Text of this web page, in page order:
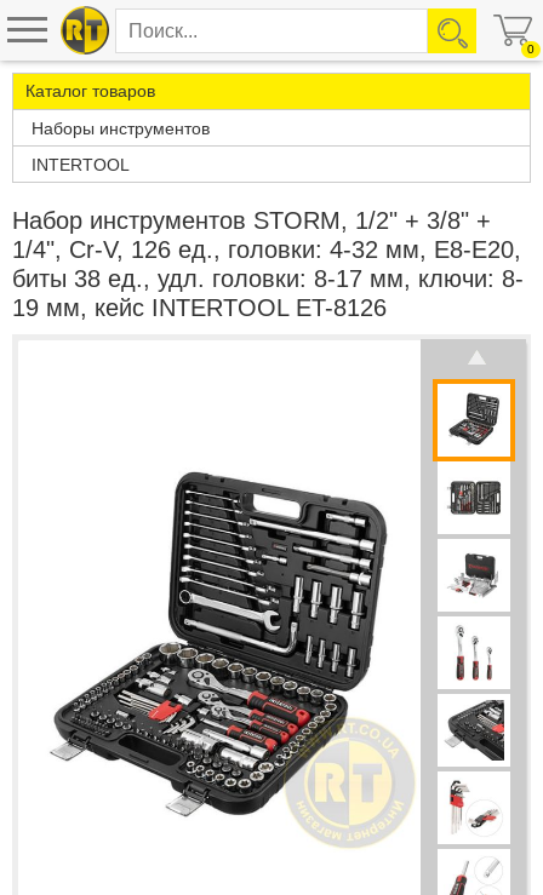
0
Каталог товаров
Наборы инструментов
INTERTOOL
Набор инструментов STORM, 1/2" + 3/8" +
1/4", Cr-V, 126 ед., головки: 4-32 мм, E8-E20,
биты 38 ед., удл. головки: 8-17 мм, ключи: 8-
19 мм, кейс INTERTOOL ET-8126